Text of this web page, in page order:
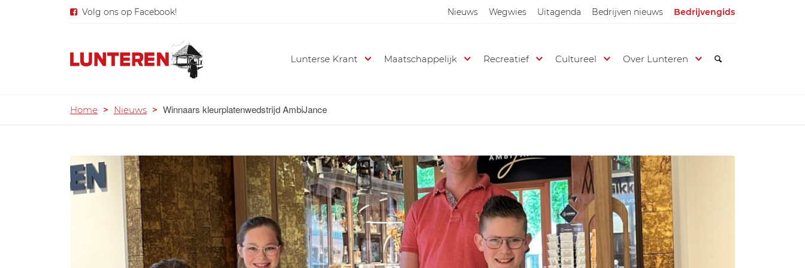
Nieuws Wegwies Uitagenda Bedrijven nieuws Bedrijvengids
Volg ons op Facebook!
Lunterse Krant Maatschappelijk Recreatief Cultureel Over Lunteren
Home > Nieuws > Winnaars kleurplatenwedstrijd AmbiJance